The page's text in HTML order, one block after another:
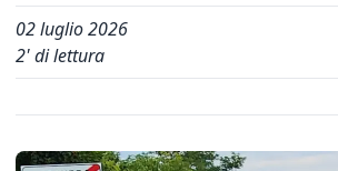
02 luglio 2026
2' di lettura